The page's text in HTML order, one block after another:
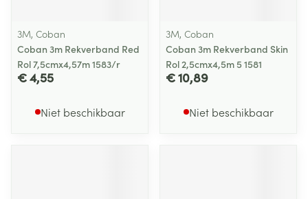
3M, Coban
Coban 3m Rekverband Red
Rol 7,5cmx4,57m 1583/r
€ 4,55
Niet beschikbaar
3M, Coban
Coban 3m Rekverband Skin
Rol 2,5cmx4,5m 5 1581
€ 10,89
Niet beschikbaar